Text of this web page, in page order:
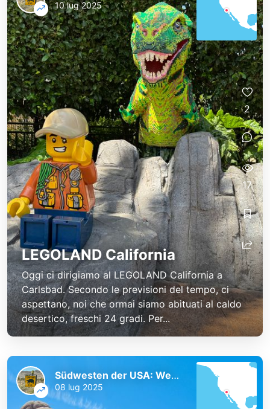
LEGOLAND California
Oggi ci dirigiamo al LEGOLAND California a
Carlsbad. Secondo le previsioni del tempo, ci
aspettano, noi che ormai siamo abituati al caldo
desertico, freschi 24 gradi. Per...
10 lug 2025
2
17
Südwesten der USA: Westküste und Nationalparks
08 lug 2025